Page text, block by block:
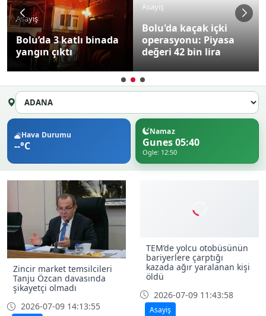
Asayiş
Bolu’da 3 katlı binada
yangın çıktı
Asayiş
Bolu'da kaçak içki
operasyonu: Piyasa
değeri 42 bin lira
Hava Durumu
--°C
Namaz
Gunes 05:40
Ogle: 12:50
Zincir market temsilcileri
Tanju Özcan davasında
şikayetçi olmadı
2026-07-09 14:13:55
TEM’de yolcu otobüsünün
bariyerlere çarptığı
kazada ağır yaralanan kişi
öldü
2026-07-09 11:43:58
Asayiş